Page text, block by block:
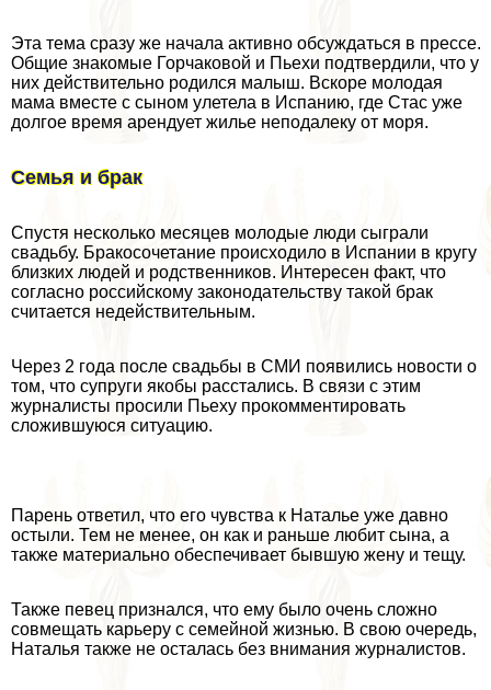
Эта тема сразу же начала активно обсуждаться в прессе.
Общие знакомые Горчаковой и Пьехи подтвердили, что у
них действительно родился малыш. Вскоре молодая
мама вместе с сыном улетела в Испанию, где Стас уже
долгое время арендует жилье неподалеку от моря.
Семья и бpaк
Спустя несколько месяцев молодые люди сыграли
свадьбу. Бpaкосочетание происходило в Испании в кругу
близких людей и родственников. Интересен факт, что
согласно российскому законодательству такой бpaк
считается недействительным.
Через 2 года после свадьбы в СМИ появились новости о
том, что супруги якобы расстались. В связи с этим
журналисты просили Пьеху прокомментировать
сложившуюся ситуацию.
Парень ответил, что его чувства к Наталье уже давно
остыли. Тем не менее, он как и раньше любит сына, а
также материально обеспечивает бывшую жену и тещу.
Также певец признался, что ему было очень сложно
совмещать карьеру с семейной жизнью. В свою очередь,
Наталья также не осталась без внимания журналистов.